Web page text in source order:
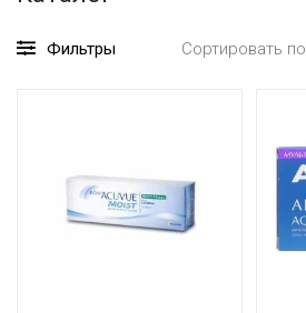
Фильтры Сортировать по